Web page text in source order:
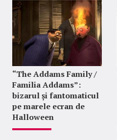
“The Addams Family /
Familia Addams”:
bizarul și fantomaticul
pe marele ecran de
Halloween